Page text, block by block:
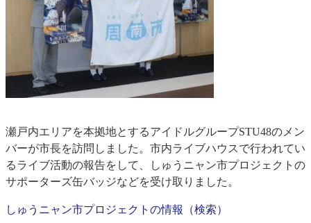
瀬戸内エリアを本拠地とするアイドルグループSTU48のメン
バーが市長を訪問しました。市内ライブハウスで行われてい
るライブ活動の報告をして、しゅうニャン市プロジェクトの
サポーターズ缶バッジなどを受け取りました。
しゅうニャン市プロジェクトの情報（検索）